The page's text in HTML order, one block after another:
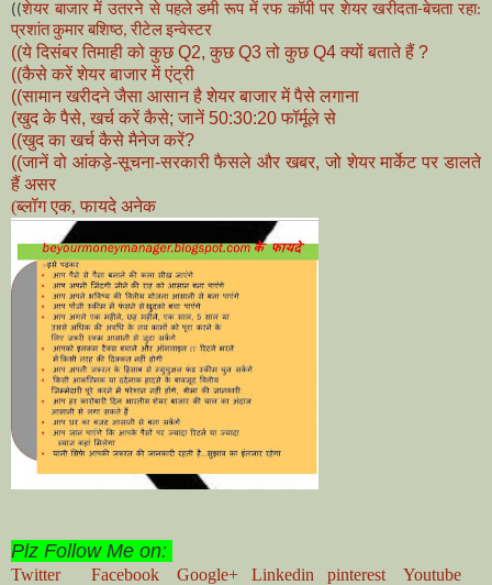
((शेयर बाजार में उतरने से पहले डमी रूप में रफ कॉपी पर शेयर खरीदता-बेचता रहा:
प्रशांत कुमार बशिष्ठ, रीटेल इन्वेस्टर
((ये दिसंबर तिमाही को कुछ Q2, कुछ Q3 तो कुछ Q4 क्यों बताते हैं ?
((कैसे करें शेयर बाजार में एंट्री
((सामान खरीदने जैसा आसान है शेयर बाजार में पैसे लगाना
(खुद के पैसे, खर्च करें कैसे; जानें 50:30:20 फॉर्मूले से
((खुद का खर्च कैसे मैनेज करें?
((जानें वो आंकड़े-सूचना-सरकारी फैसले और खबर, जो शेयर मार्केट पर डालते
हैं असर
(ब्लॉग एक, फायदे अनेक
Plz Follow Me on:
Twitter Facebook Google+ Linkedin pinterest
Youtube